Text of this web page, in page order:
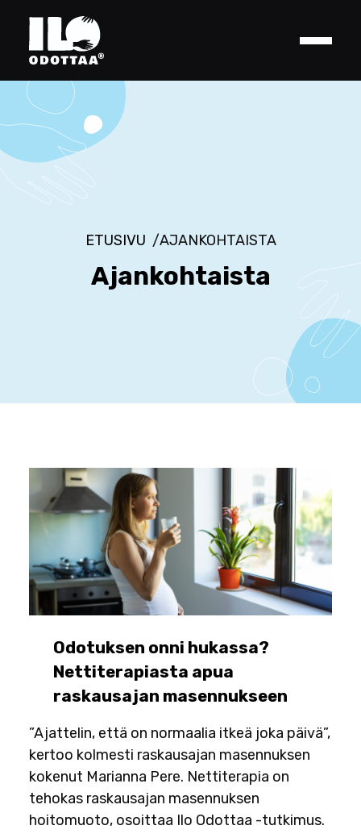
content
ETUSIVU AJANKOHTAISTA
Ajankohtaista
Odotuksen onni hukassa?
Nettiterapiasta apua
raskausajan masennukseen
”Ajattelin, että on normaalia itkeä joka päivä”,
kertoo kolmesti raskausajan masennuksen
kokenut Marianna Pere. Nettiterapia on
tehokas raskausajan masennuksen
hoitomuoto, osoittaa Ilo Odottaa -tutkimus.